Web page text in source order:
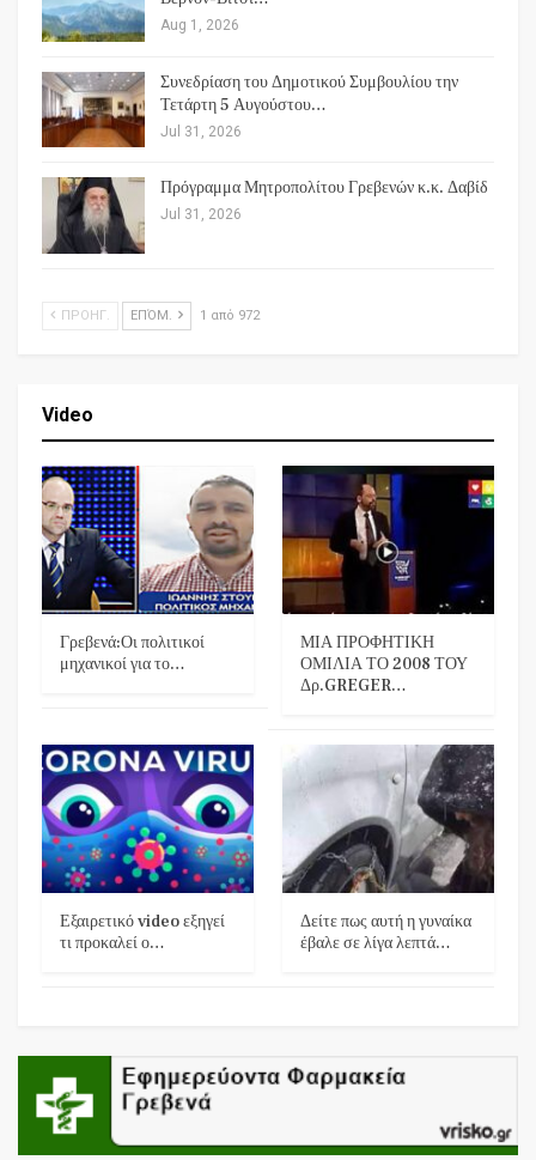
Aug 1, 2026
Συνεδρίαση του Δημοτικού Συμβουλίου την
Τετάρτη 5 Αυγούστου…
Jul 31, 2026
Πρόγραμμα Μητροπολίτου Γρεβενών κ.κ. Δαβίδ
Jul 31, 2026
ΠΡΟΗΓ. ΕΠΌΜ. 1 από 972
Video
Γρεβενά:Οι πολιτικοί
μηχανικοί για το…
ΜΙΑ ΠΡΟΦΗΤΙΚΗ
ΟΜΙΛΙΑ ΤΟ 2008 ΤΟΥ
Δρ.GREGER…
Εξαιρετικό video εξηγεί
τι προκαλεί ο…
Δείτε πως αυτή η γυναίκα
έβαλε σε λίγα λεπτά…